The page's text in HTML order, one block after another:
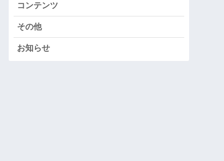
コンテンツ
その他
お知らせ